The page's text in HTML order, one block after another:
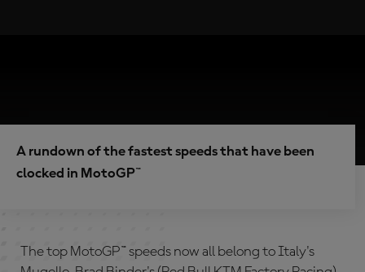
A rundown of the fastest speeds that have been
clocked in MotoGP™
The top MotoGP™ speeds now all belong to Italy's